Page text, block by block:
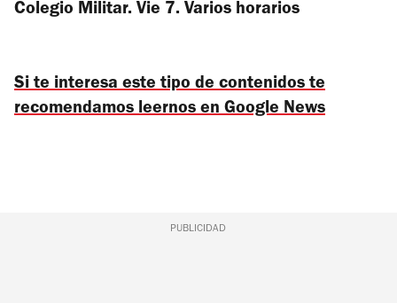
Colegio Militar. Vie 7. Varios horarios
Si te interesa este tipo de contenidos te
recomendamos leernos en Google News
PUBLICIDAD